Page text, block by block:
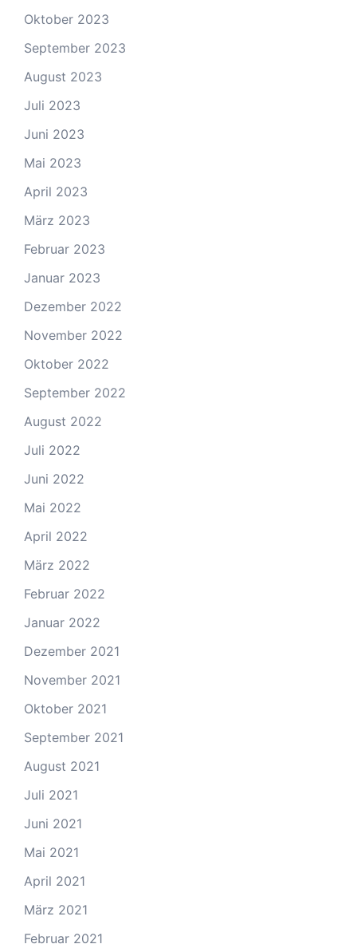
Oktober 2023
September 2023
August 2023
Juli 2023
Juni 2023
Mai 2023
April 2023
März 2023
Februar 2023
Januar 2023
Dezember 2022
November 2022
Oktober 2022
September 2022
August 2022
Juli 2022
Juni 2022
Mai 2022
April 2022
März 2022
Februar 2022
Januar 2022
Dezember 2021
November 2021
Oktober 2021
September 2021
August 2021
Juli 2021
Juni 2021
Mai 2021
April 2021
März 2021
Februar 2021